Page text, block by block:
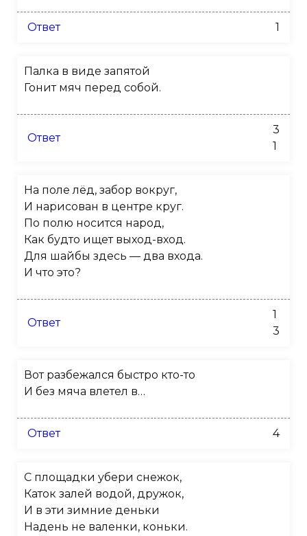
Ответ 1
Палка в виде запятой
Гонит мяч перед собой.
Ответ
3
1
На поле лёд, забор вокруг,
И нарисован в центре круг.
По полю носится народ,
Как будто ищет выход-вход.
Для шайбы здесь — два входа.
И что это?
Ответ
1
3
Вот разбежался быстро кто-то
И без мяча влетел в…
Ответ 4
С площадки убери снежок,
Каток залей водой, дружок,
И в эти зимние деньки
Надень не валенки, коньки.